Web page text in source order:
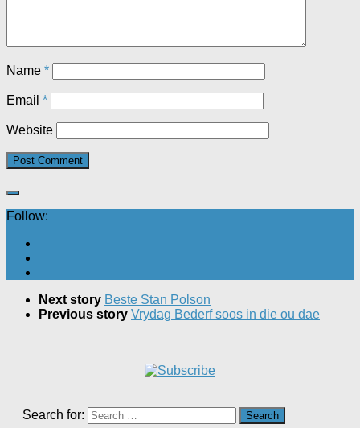
Name *
Email *
Website
Follow:
Next story Beste Stan Polson
Previous story Vrydag Bederf soos in die ou dae
Search for: